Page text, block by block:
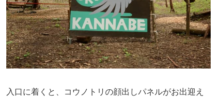
入口に着くと、コウノトリの顔出しパネルがお出迎え